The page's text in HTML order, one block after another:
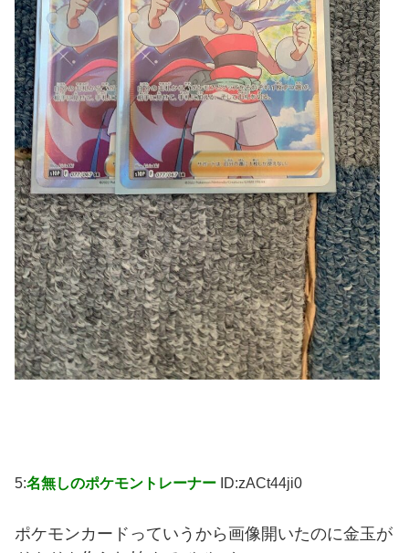
5:名無しのポケモントレーナー ID:zACt44ji0
ポケモンカードっていうから画像開いたのに金玉が